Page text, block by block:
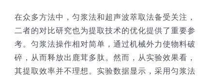
在众多方法中，匀浆法和超声波萃取法备受关注，
二者的对比研究也为提取技术的优化提供了重要参
考。匀浆法操作相对简单，通过机械外力使物料破
碎，从而释放出鹿茸多肽。然而，从实验效果看，
其提取效率并不理想。实验数据显示，采用匀浆法